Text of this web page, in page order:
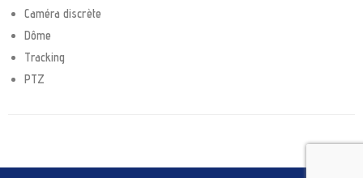
Caméra discrète
Dôme
Tracking
PTZ